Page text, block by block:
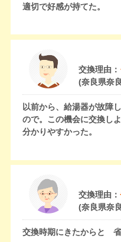
適切で好感が持てた。
交換理由：
(奈良県奈
以前から、給湯器が故障
ので。この機会に交換し
分かりやすかった。
交換理由：
(奈良県奈
交換時期にきたからと